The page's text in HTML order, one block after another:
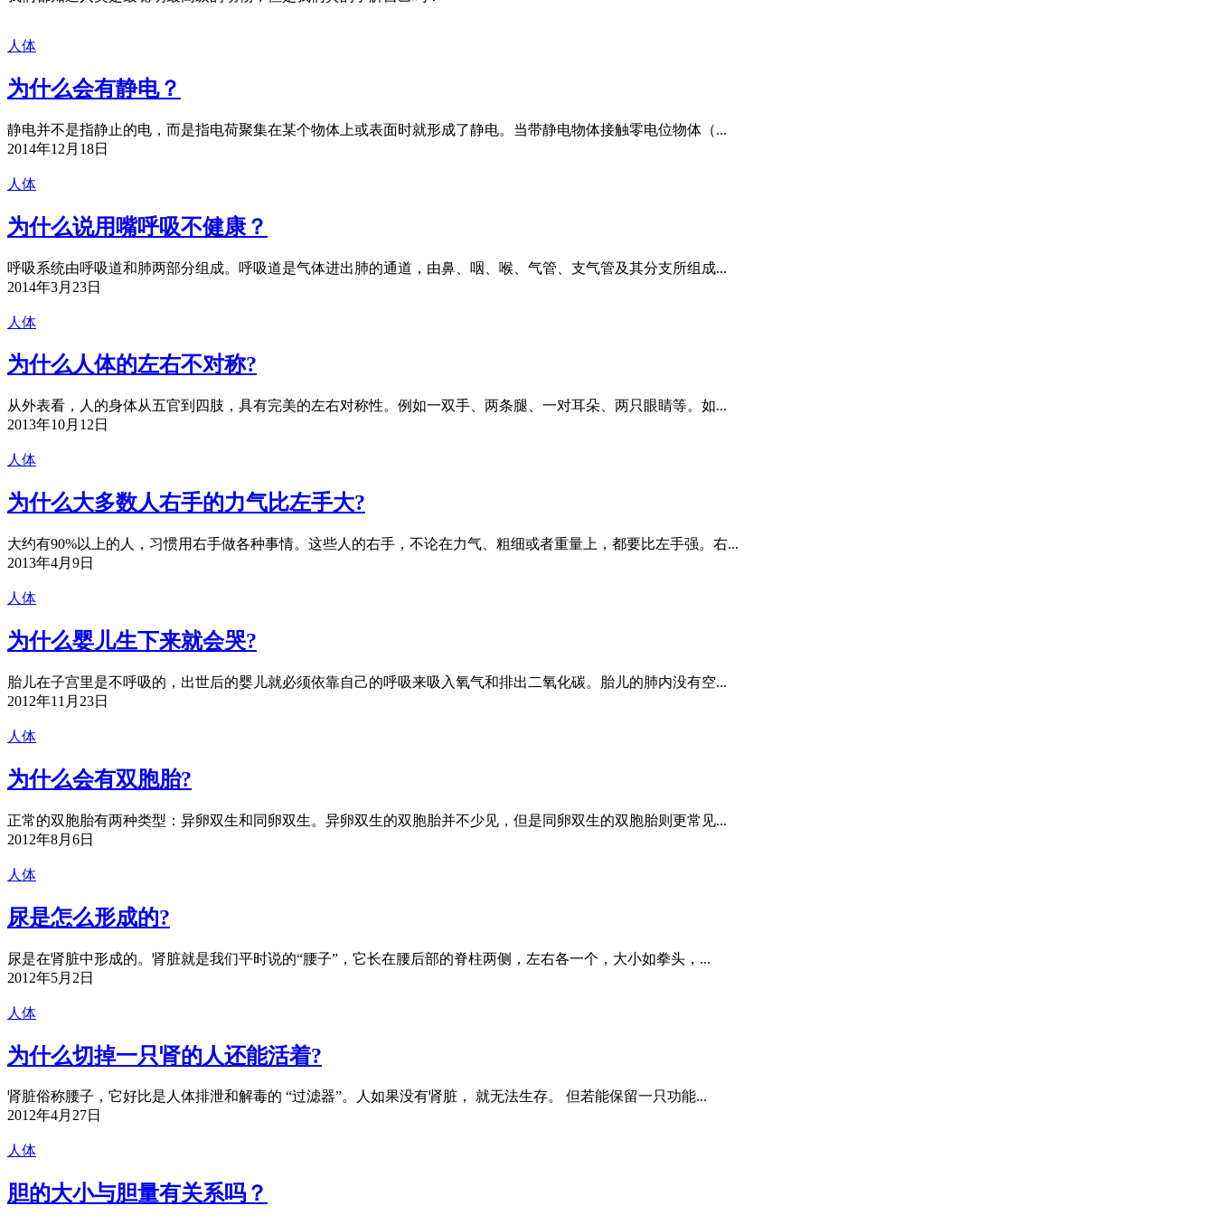
人体
为什么会有静电？
静电并不是指静止的电，而是指电荷聚集在某个物体上或表面时就形成了静电。当带静电物体接触零电位物体（...
2014年12月18日
人体
为什么说用嘴呼吸不健康？
呼吸系统由呼吸道和肺两部分组成。呼吸道是气体进出肺的通道，由鼻、咽、喉、气管、支气管及其分支所组成...
2014年3月23日
人体
为什么人体的左右不对称?
从外表看，人的身体从五官到四肢，具有完美的左右对称性。例如一双手、两条腿、一对耳朵、两只眼睛等。如...
2013年10月12日
人体
为什么大多数人右手的力气比左手大?
大约有90%以上的人，习惯用右手做各种事情。这些人的右手，不论在力气、粗细或者重量上，都要比左手强。右...
2013年4月9日
人体
为什么婴儿生下来就会哭?
胎儿在子宫里是不呼吸的，出世后的婴儿就必须依靠自己的呼吸来吸入氧气和排出二氧化碳。胎儿的肺内没有空...
2012年11月23日
人体
为什么会有双胞胎?
正常的双胞胎有两种类型：异卵双生和同卵双生。异卵双生的双胞胎并不少见，但是同卵双生的双胞胎则更常见...
2012年8月6日
人体
尿是怎么形成的?
尿是在肾脏中形成的。肾脏就是我们平时说的“腰子”，它长在腰后部的脊柱两侧，左右各一个，大小如拳头，...
2012年5月2日
人体
为什么切掉一只肾的人还能活着?
肾脏俗称腰子，它好比是人体排泄和解毒的 “过滤器”。人如果没有肾脏， 就无法生存。 但若能保留一只功能...
2012年4月27日
人体
胆的大小与胆量有关系吗？